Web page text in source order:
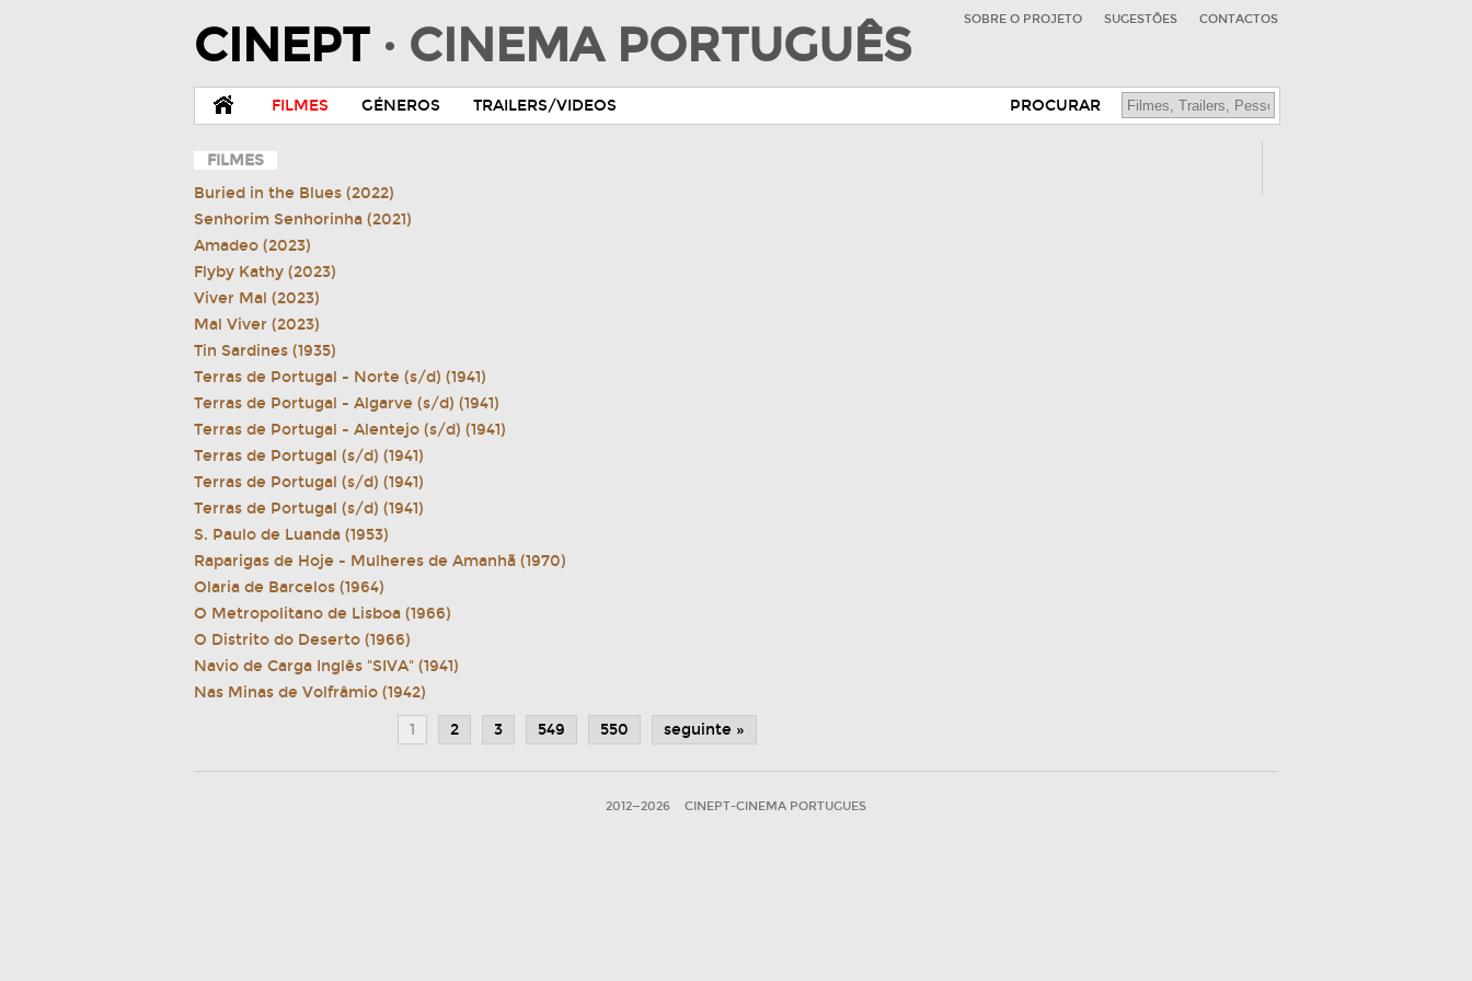
CINEPT · CINEMA PORTUGUÊS SOBRE O PROJETO SUGESTÕES CONTACTOS
FILMES GÉNEROS TRAILERS/VIDEOS PROCURAR
FILMES
Buried in the Blues (2022)
Senhorim Senhorinha (2021)
Amadeo (2023)
Flyby Kathy (2023)
Viver Mal (2023)
Mal Viver (2023)
Tin Sardines (1935)
Terras de Portugal - Norte (s/d) (1941)
Terras de Portugal - Algarve (s/d) (1941)
Terras de Portugal - Alentejo (s/d) (1941)
Terras de Portugal (s/d) (1941)
Terras de Portugal (s/d) (1941)
Terras de Portugal (s/d) (1941)
S. Paulo de Luanda (1953)
Raparigas de Hoje - Mulheres de Amanhã (1970)
Olaria de Barcelos (1964)
O Metropolitano de Lisboa (1966)
O Distrito do Deserto (1966)
Navio de Carga Inglês "SIVA" (1941)
Nas Minas de Volfrâmio (1942)
1
2 3 549 550 seguinte »
2012—2026 CINEPT-CINEMA PORTUGUES